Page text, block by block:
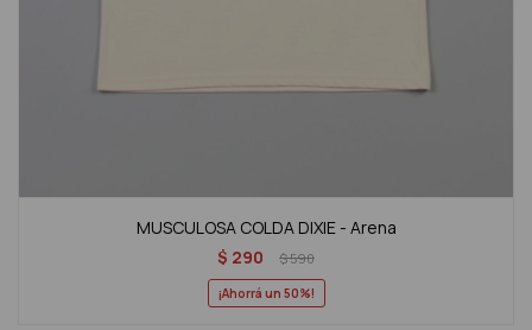
MUSCULOSA COLDA DIXIE - Arena
$ 290 $590
50